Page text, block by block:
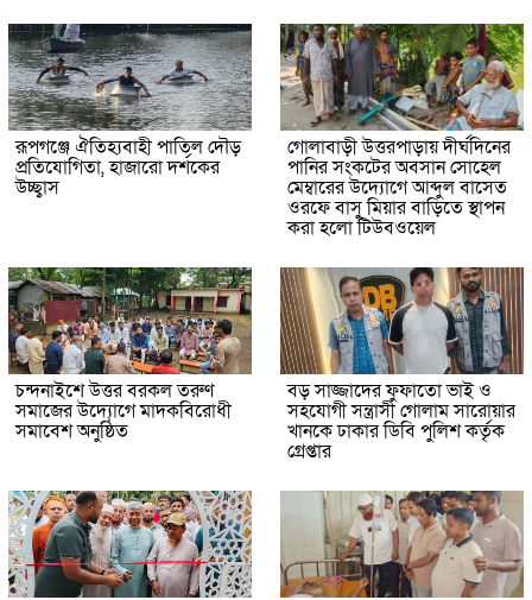
রূপগঞ্জে ঐতিহ্যবাহী পাতিল দৌড়
প্রতিযোগিতা, হাজারো দর্শকের
উচ্ছ্বাস
গোলাবাড়ী উত্তরপাড়ায় দীর্ঘদিনের
পানির সংকটের অবসান সোহেল
মেম্বারের উদ্যোগে আব্দুল বাসেত
ওরফে বাসু মিয়ার বাড়িতে স্থাপন
করা হলো টিউবওয়েল
চন্দনাইশে উত্তর বরকল তরুণ
সমাজের উদ্যোগে মাদকবিরোধী
সমাবেশ অনুষ্ঠিত
বড় সাজ্জাদের ফুফাতো ভাই ও
সহযোগী সন্ত্রাসী গোলাম সারোয়ার
খানকে ঢাকার ডিবি পুলিশ কর্তৃক
গ্রেপ্তার